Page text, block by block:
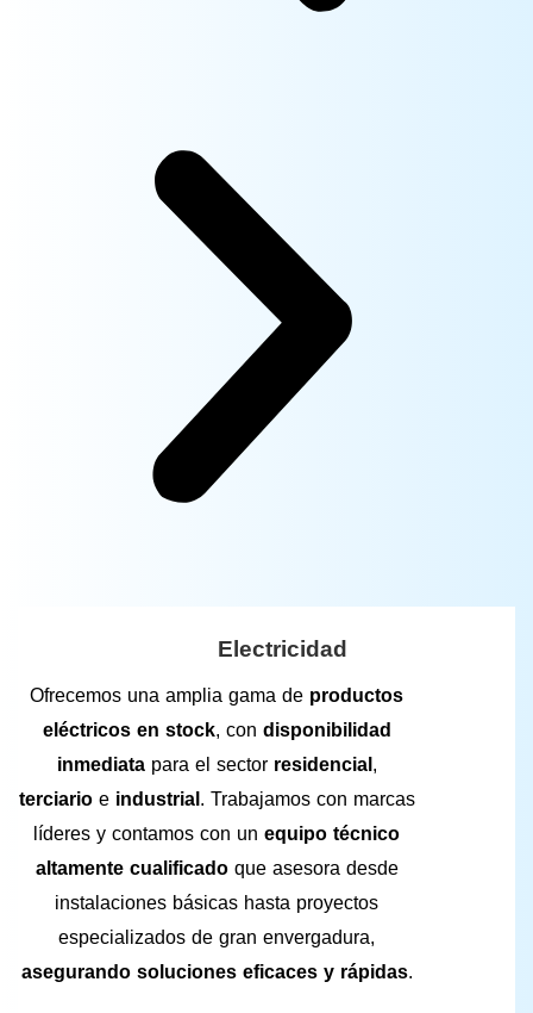
Electricidad
Ofrecemos una amplia gama de productos
eléctricos en stock, con disponibilidad
inmediatapara el sector residencial ,
terciarioe industrial . Trabajamos con marcas
líderes y contamos con unequipo técnico
altamente cualificadoque asesora desde
instalaciones básicas hasta proyectos
especializados de gran envergadura,
asegurando soluciones eficaces y rápidas.